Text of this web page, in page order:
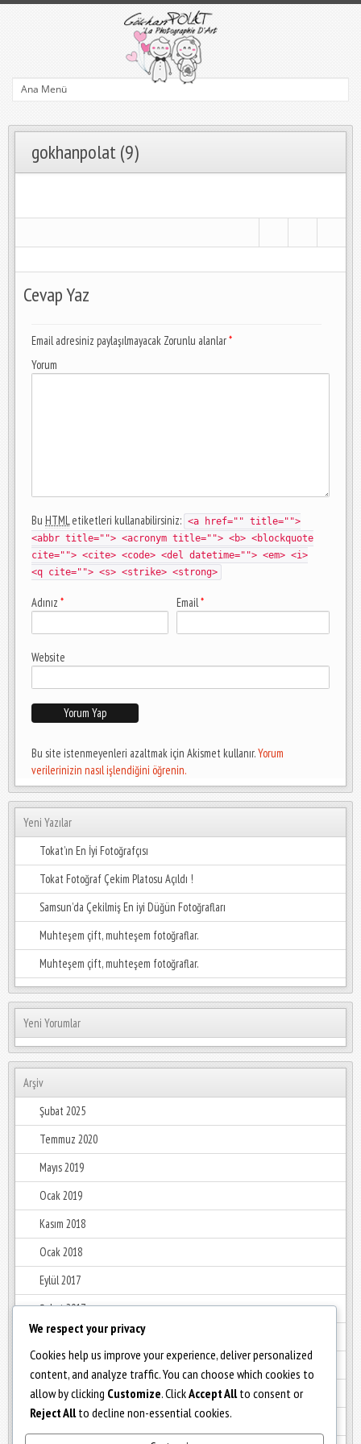
gokhanpolat (9)
Cevap Yaz
Email adresiniz paylaşılmayacak Zorunlu alanlar*
Yorum
Bu HTMLetiketleri kullanabilirsiniz: <a href="" title="">
<abbr title=""> <acronym title=""> <b> <blockquote
cite=""> <cite> <code> <del datetime=""> <em> <i>
<q cite=""> <s> <strike> <strong>
Adınız * Email*
Website
Bu site istenmeyenleri azaltmak için Akismet kullanır.Yorum
verilerinizin nasıl işlendiğini öğrenin.
Yeni Yazılar
Tokat’ın En İyi Fotoğrafçısı
Tokat Fotoğraf Çekim Platosu Açıldı !
Samsun’da Çekilmiş En iyi Düğün Fotoğrafları
Muhteşem çift, muhteşem fotoğraflar.
Muhteşem çift, muhteşem fotoğraflar.
Yeni Yorumlar
Arşiv
Şubat 2025
Temmuz 2020
Mayıs 2019
Ocak 2019
Kasım 2018
Ocak 2018
Eylül 2017
Şubat 2017
Ocak 2017
Aralık 2016
Haziran 2016
Mayıs 2016
We respect your privacy
Cookies help us improve your experience, deliver personalized
content, and analyze traffic. You can choose which cookies to
allow by clicking Customize. ClickAccept Allto consent or
Reject Allto decline non-essential cookies.